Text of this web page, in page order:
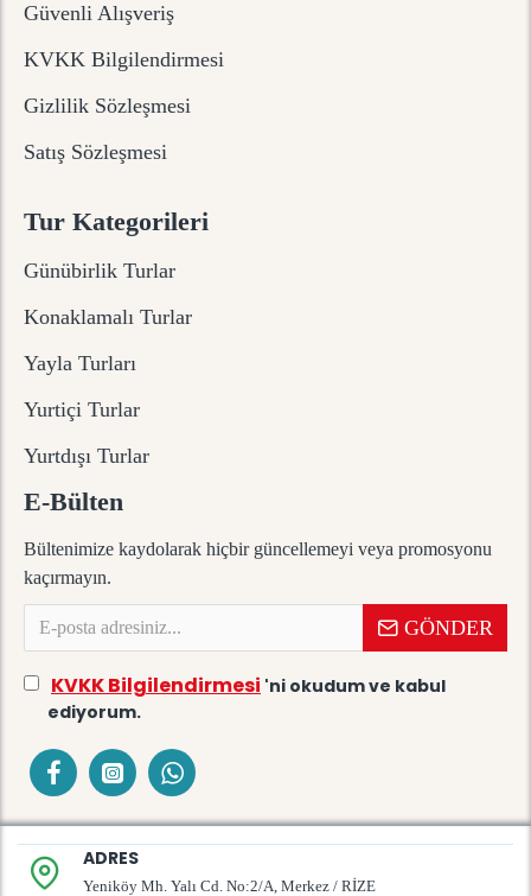
Güvenli Alışveriş
KVKK Bilgilendirmesi
Gizlilik Sözleşmesi
Satış Sözleşmesi
Tur Kategorileri
Günübirlik Turlar
Konaklamalı Turlar
Yayla Turları
Yurtiçi Turlar
Yurtdışı Turlar
E-Bülten
Bültenimize kaydolarak hiçbir güncellemeyi veya promosyonu
kaçırmayın.
GÖNDER
KVKK Bilgilendirmesi 'ni okudum ve kabul
ediyorum.
ADRES
Yeniköy Mh. Yalı Cd. No:2/A, Merkez / RİZE